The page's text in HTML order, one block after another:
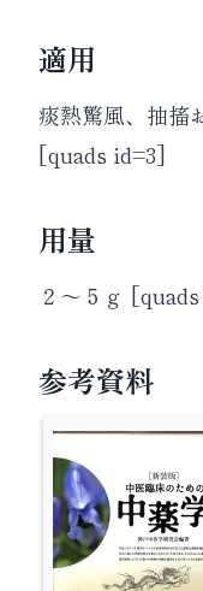
適用
痰熱驚風、抽搐
[quads id=3]
用量
２～５ｇ
参考資料